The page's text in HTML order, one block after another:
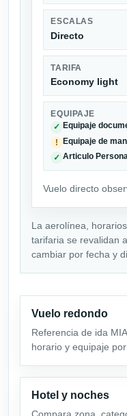
ESCALAS
Directo
TARIFA
Economy light
EQUIPAJE
✓ Equipaje
! Equipaje de
✓ Articulo
Vuelo directo
La aerolínea,
tarifaria se revalidan
cambiar por fecha y
Vuelo redondo
Referencia de ida
horario y equipaje
Hotel y noches